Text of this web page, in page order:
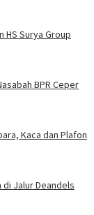
HS Surya Group
BPR Ceper
Kaca dan Plafon
di Jalur Deandels